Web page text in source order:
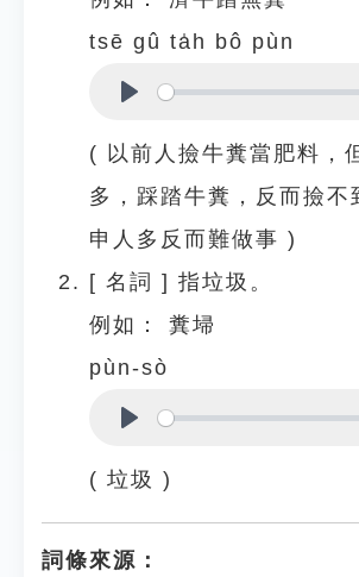
tsē gû ta̍h bô pùn
( 以前人撿牛糞當肥料，
多，踩踏牛糞，反而撿不
申人多反而難做事 )
[ 名詞 ] 指垃圾。
例如：
糞埽
pùn-sò
( 垃圾 )
詞條來源：